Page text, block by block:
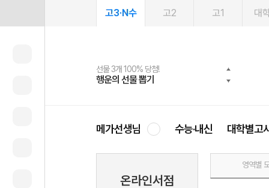
고3·N수 고2 고1 대
선물 3개 100% 당첨!
행운의 선물 뽑기
선물 100% 증정!
메가스터디 X 올리브
2027 러셀 단과
강사 공개선발
스마트러닝앱
설문 EVENT
메가패스
3일 무료 체험권
메가패스 수강생 무료혜택!
메가클럽 멤버십
사회공헌 캠페인
희망이룸 메가나눔
메가선생님 수능·내신 대학별고
온라인서점
영역별